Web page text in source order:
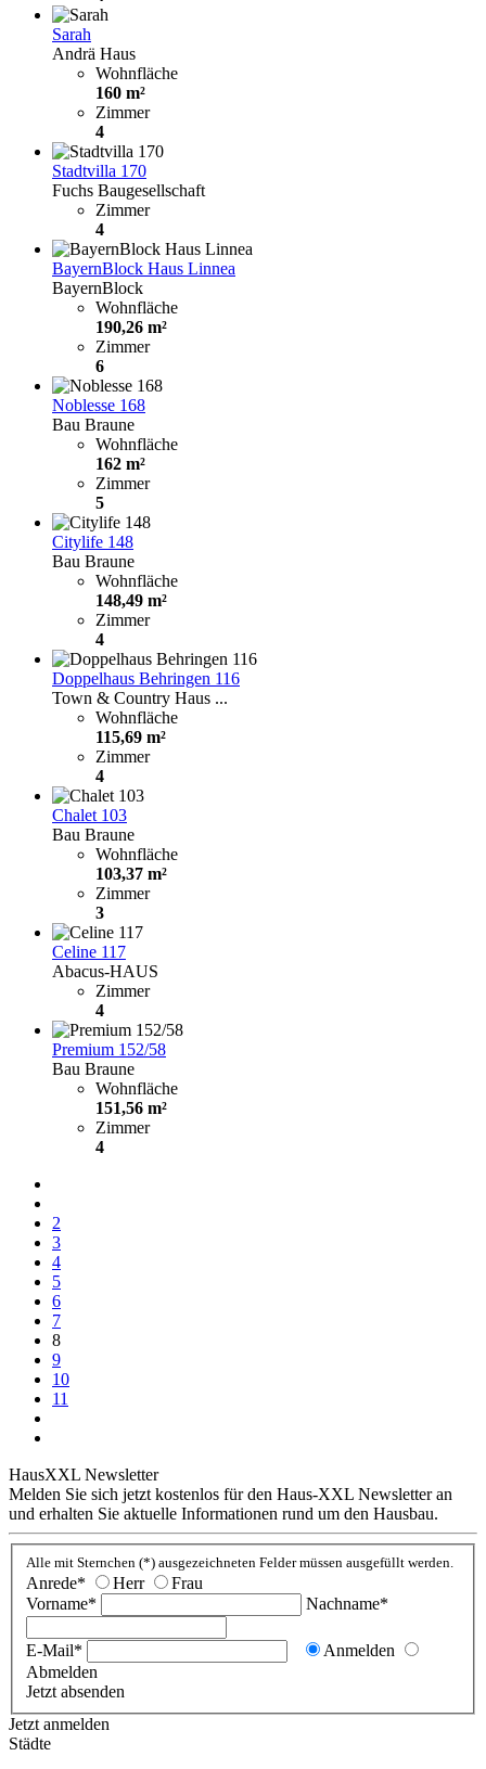
Sarah
Andrä Haus
Wohnfläche
160 m²
Zimmer
4
Stadtvilla 170
Fuchs Baugesellschaft
Zimmer
4
BayernBlock Haus Linnea
BayernBlock
Wohnfläche
190,26 m²
Zimmer
6
Noblesse 168
Bau Braune
Wohnfläche
162 m²
Zimmer
5
Citylife 148
Bau Braune
Wohnfläche
148,49 m²
Zimmer
4
Doppelhaus Behringen 116
Town & Country Haus ...
Wohnfläche
115,69 m²
Zimmer
4
Chalet 103
Bau Braune
Wohnfläche
103,37 m²
Zimmer
3
Celine 117
Abacus-HAUS
Zimmer
4
Premium 152/58
Bau Braune
Wohnfläche
151,56 m²
Zimmer
4
2
3
4
5
6
7
8
9
10
11
HausXXL Newsletter
Melden Sie sich jetzt kostenlos für den Haus-XXL Newsletter an
und erhalten Sie aktuelle Informationen rund um den Hausbau.
Alle mit Sternchen (*) ausgezeichneten Felder müssen ausgefüllt werden.
Anrede* Herr
Frau
Vorname*
Nachname*
E-Mail*
Anmelden
Abmelden
Jetzt absenden
Jetzt anmelden
Städte